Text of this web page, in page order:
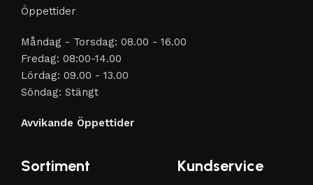
Öppettider
Måndag - Torsdag: 08.00 - 16.00
Fredag: 08:00-14.00
Lördag: 09.00 - 13.00
Söndag: Stängt
Avvikande Öppettider
Sortiment Kundservice